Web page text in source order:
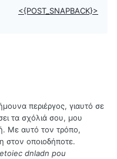
<{POST_SNAPBACK}>
περιέργος, γιαυτό σε
τα σχόλιά σου, μου
Με αυτό τον τρόπο,
στον οποιοδήποτε.
dnladn pou